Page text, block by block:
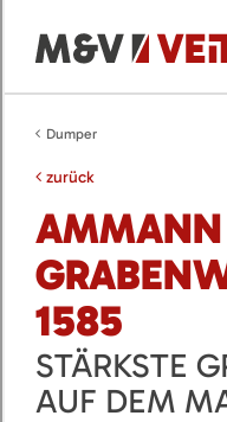
Dumper
zurück
AMMANN
1585
STÄRKSTE
AUF DEM